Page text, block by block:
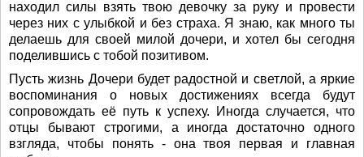
находил силы взять твою девочку за руку и провести
через них с улыбкой и без страха. Я знаю, как много ты
делаешь для своей милой дочери, и хотел бы сегодня
поделившись с тобой позитивом.
Пусть жизнь Дочери будет радостной и светлой, а яркие
воспоминания о новых достижениях всегда будут
сопровождать её путь к успеху. Иногда случается, что
отцы бывают строгими, а иногда достаточно одного
взгляда, чтобы понять - она твоя первая и главная